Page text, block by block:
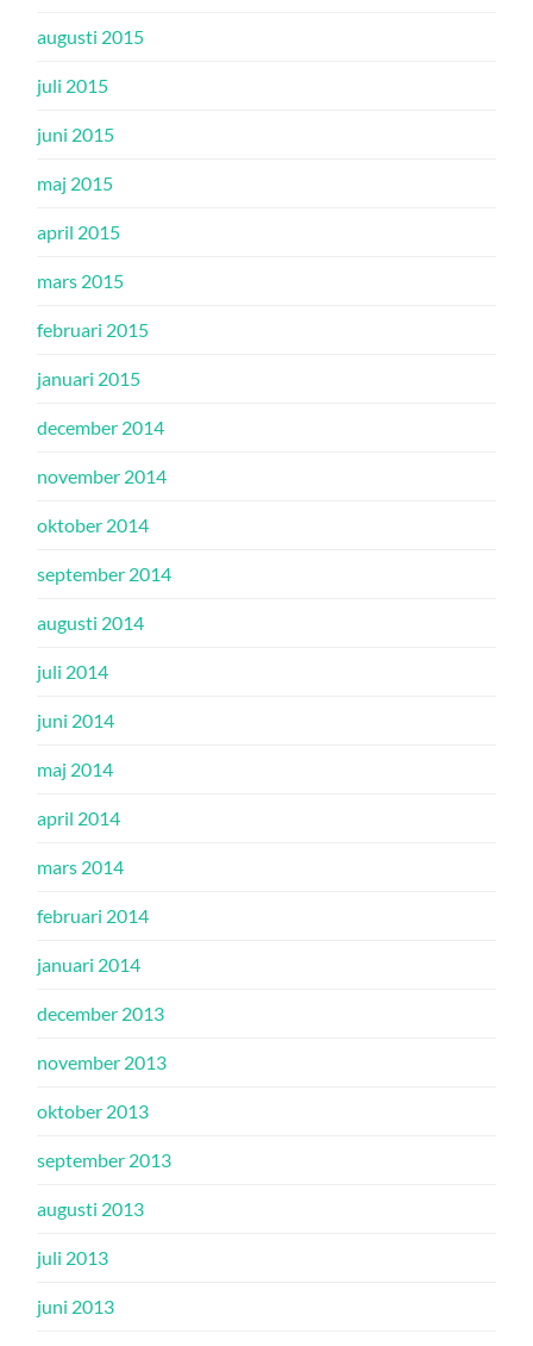
augusti 2015
juli 2015
juni 2015
maj 2015
april 2015
mars 2015
februari 2015
januari 2015
december 2014
november 2014
oktober 2014
september 2014
augusti 2014
juli 2014
juni 2014
maj 2014
april 2014
mars 2014
februari 2014
januari 2014
december 2013
november 2013
oktober 2013
september 2013
augusti 2013
juli 2013
juni 2013